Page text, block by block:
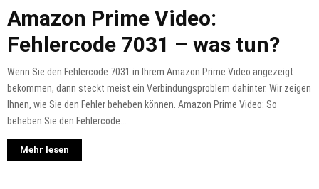
Amazon Prime Video:
Fehlercode 7031 – was tun?
Wenn Sie den Fehlercode 7031 in Ihrem Amazon Prime Video angezeigt
bekommen, dann steckt meist ein Verbindungsproblem dahinter. Wir zeigen
Ihnen, wie Sie den Fehler beheben können. Amazon Prime Video: So
beheben Sie den Fehlercode...
Mehr lesen